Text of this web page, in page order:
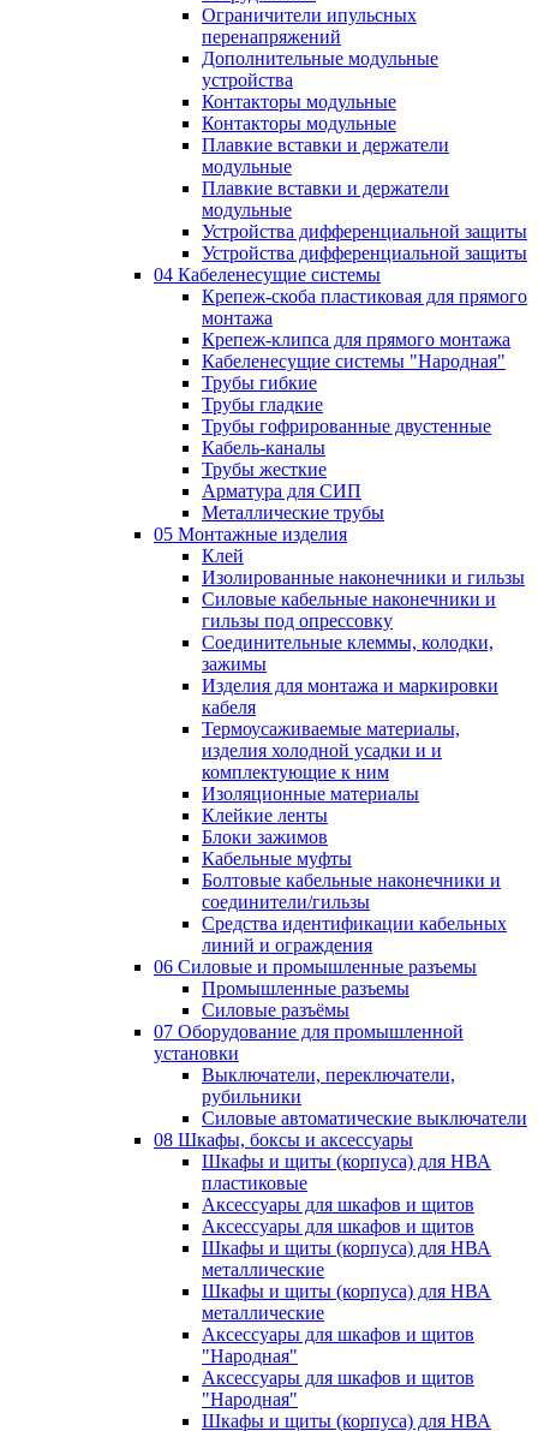
Ограничители ипульсных
перенапряжений
Дополнительные модульные
устройства
Контакторы модульные
Контакторы модульные
Плавкие вставки и держатели
модульные
Плавкие вставки и держатели
модульные
Устройства дифференциальной защиты
Устройства дифференциальной защиты
04 Кабеленесущие системы
Крепеж-скоба пластиковая для прямого
монтажа
Крепеж-клипса для прямого монтажа
Кабеленесущие системы "Народная"
Трубы гибкие
Трубы гладкие
Трубы гофрированные двустенные
Кабель-каналы
Трубы жесткие
Арматура для СИП
Металлические трубы
05 Монтажные изделия
Клей
Изолированные наконечники и гильзы
Силовые кабельные наконечники и
гильзы под опрессовку
Соединительные клеммы, колодки,
зажимы
Изделия для монтажа и маркировки
кабеля
Термоусаживаемые материалы,
изделия холодной усадки и и
комплектующие к ним
Изоляционные материалы
Клейкие ленты
Блоки зажимов
Кабельные муфты
Болтовые кабельные наконечники и
соединители/гильзы
Средства идентификации кабельных
линий и ограждения
06 Силовые и промышленные разъемы
Промышленные разъемы
Силовые разъёмы
07 Оборудование для промышленной
установки
Выключатели, переключатели,
рубильники
Силовые автоматические выключатели
08 Шкафы, боксы и аксессуары
Шкафы и щиты (корпуса) для НВА
пластиковые
Аксессуары для шкафов и щитов
Аксессуары для шкафов и щитов
Шкафы и щиты (корпуса) для НВА
металлические
Шкафы и щиты (корпуса) для НВА
металлические
Аксессуары для шкафов и щитов
"Народная"
Аксессуары для шкафов и щитов
"Народная"
Шкафы и щиты (корпуса) для НВА